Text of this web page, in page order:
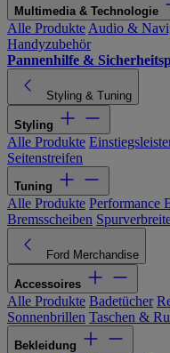
Multimedia & Technologie
Alle Produkte Audio &
Handyzubehör
Pannenhilfe &
Styling & Tuning
Styling
Alle Produkte
Seitenstreifen
Tuning
Alle Produkte Performance
Bremsscheiben
Ford Merchandise
Accessoires
Alle Produkte Badetücher
Sonnenbrillen Taschen &
Bekleidung